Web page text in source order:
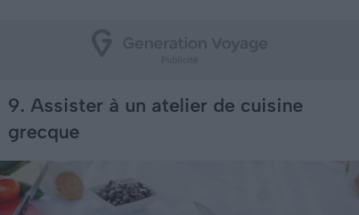
9. Assister à un atelier de cuisine
grecque